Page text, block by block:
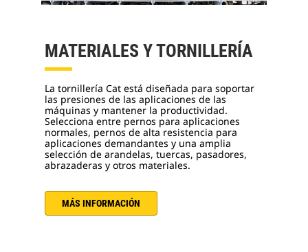
MATERIALES Y TORNILLERÍA
La tornillería Cat está diseñada para soportar
las presiones de las aplicaciones de las
máquinas y mantener la productividad.
Selecciona entre pernos para aplicaciones
normales, pernos de alta resistencia para
aplicaciones demandantes y una amplia
selección de arandelas, tuercas, pasadores,
abrazaderas y otros materiales.
MÁS INFORMACIÓN